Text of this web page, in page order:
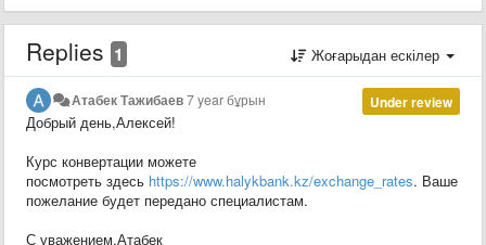
Replies 1 Жоғарыдан ескілер
Under review
Атабек Тажибаев7 year бұрын
Добрый день,Алексей!
Курс конвертации можете
посмотреть здесь https://www.halykbank.kz/exchange_rates. Ваше
пожелание будет передано специалистам.
С уважением,Атабек